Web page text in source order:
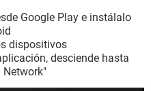
Google Play e instálalo
dispositivos
desciende hasta
Network"